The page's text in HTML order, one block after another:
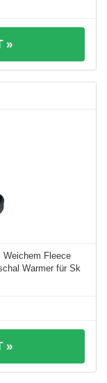
»
Weichem Fleece
Warmer für Sk
»